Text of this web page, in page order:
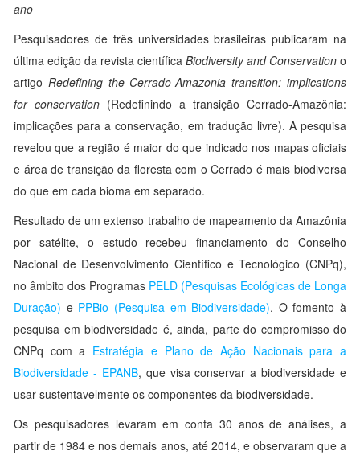
ano
Pesquisadores de três universidades brasileiras publicaram na
última edição da revista científica Biodiversity and Conservation o
artigo Redefining the Cerrado-Amazonia transition: implications
for conservation (Redefinindo a transição Cerrado-Amazônia:
implicações para a conservação, em tradução livre). A pesquisa
revelou que a região é maior do que indicado nos mapas oficiais
e área de transição da floresta com o Cerrado é mais biodiversa
do que em cada bioma em separado.
Resultado de um extenso trabalho de mapeamento da Amazônia
por satélite, o estudo recebeu financiamento do Conselho
Nacional de Desenvolvimento Científico e Tecnológico (CNPq),
no âmbito dos Programas PELD (Pesquisas Ecológicas de Longa
Duração) e PPBio (Pesquisa em Biodiversidade). O fomento à
pesquisa em biodiversidade é, ainda, parte do compromisso do
CNPq com a Estratégia e Plano de Ação Nacionais para a
Biodiversidade - EPANB, que visa conservar a biodiversidade e
usar sustentavelmente os componentes da biodiversidade.
Os pesquisadores levaram em conta 30 anos de análises, a
partir de 1984 e nos demais anos, até 2014, e observaram que a